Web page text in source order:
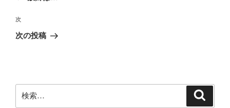
ナ
ビ
ゲ
ン
稿
次
の
次
次の投稿
索: